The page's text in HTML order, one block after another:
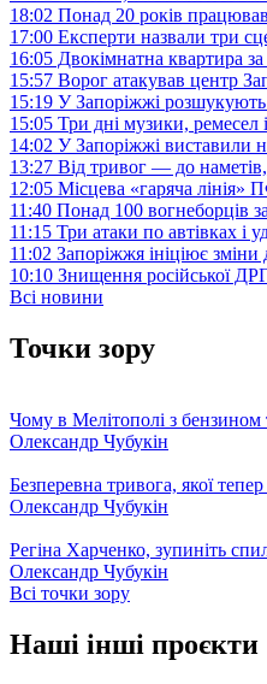
18:02 Понад 20 років працював
17:00 Експерти назвали три
16:05 Двокімнатна квартира
15:57 Ворог атакував центр
15:19 У Запоріжжі
15:05 Три дні музики, ремесел
14:02 У Запоріжжі виставили
13:27 Від тривог — до
12:05 Місцева «гаряча лінія»
11:40 Понад 100 вогнеборців
11:15 Три атаки по автівках і
11:02 Запоріжжя ініціює
10:10 Знищення російської
Всі новини
Точки зору
Чому в Мелітополі з бензином
Олександр Чубукін
Безперевна тривога, якої
Олександр Чубукін
Регіна Харченко, зупиніть
Олександр Чубукін
Всі точки зору
Наші інші проєкти